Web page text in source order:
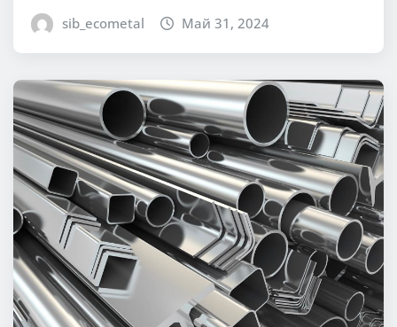
sib_ecometal Май 31, 2024